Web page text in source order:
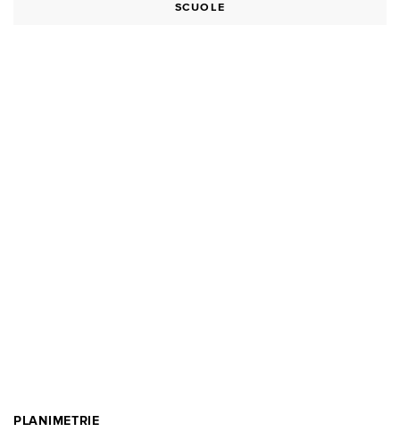
SCUOLE
PLANIMETRIE